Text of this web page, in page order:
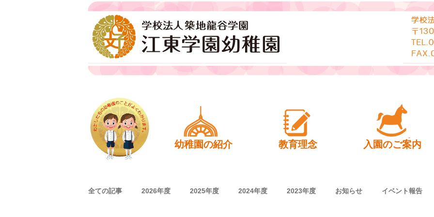
江東学園幼稚園
ホーム 幼稚園の紹介 教育理念 入園のご案内
全ての記事 2026年度 2025年度 2024年度 2023年度 お知らせ イベント報告